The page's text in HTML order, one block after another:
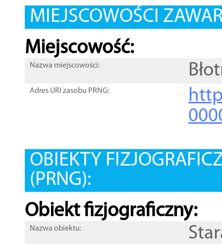
MIEJSCOWOŚCI
Miejscowość:
Nazwa miejscowości:
Adres URI zasobu PRNG:
OBIEKTY
(PRNG):
Obiekt fizjograficzny:
Nazwa obiektu: